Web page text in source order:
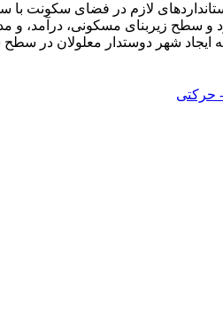
لازم در فضای سکونت
سطح زیربنای مسکونی، درآمد، و
شهر دوستدار معلولان در
حرکتی